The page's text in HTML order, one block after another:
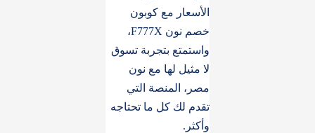
الأسعار مع كوبون
خصم نون F777X،
واستمتع بتجربة تسوق
لا مثيل لها مع نون
مصر، المنصة التي
تقدم لك كل ما تحتاجه
وأكثر.